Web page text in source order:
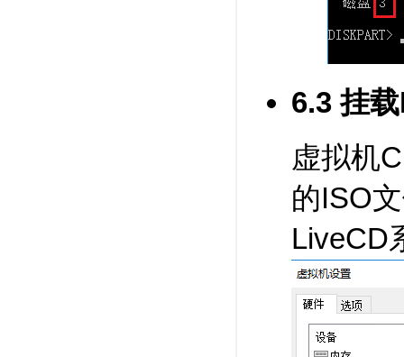
6.3 挂
虚拟机
的ISO
LiveCD